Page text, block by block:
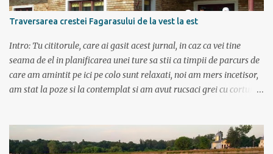
Traversarea crestei Fagarasului de la vest la est
Intro: Tu cititorule, care ai gasit acest jurnal, in caz ca vei tine
seama de el in planificarea unei ture sa stii ca timpii de parcurs de
care am amintit pe ici pe colo sunt relaxati, noi am mers incetisor,
am stat la poze si la contemplat si am avut rucsaci grei cu corturi si
cuvenea ceva tare la munte, la altitudine, la aer curat. Si unde se
putea mai sus decat in Muntii Fagaras , cea mai lunga creasta